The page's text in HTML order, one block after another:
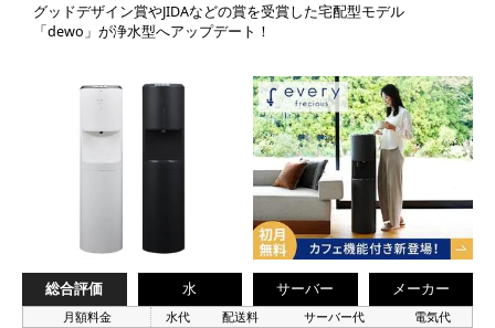
グッドデザイン賞やJIDAなどの賞を受賞した宅配型モデル
「dewo」が浄水型へアップデート！
総合評価 水 サーバー メーカー
月額料金 水代 配送料 サーバー代 電気代